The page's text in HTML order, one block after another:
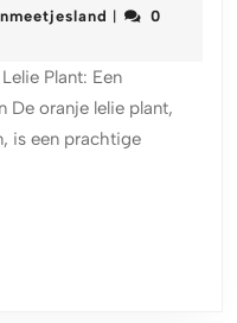
Lelie
0
Plant: Een
De oranje lelie plant,
is een prachtige